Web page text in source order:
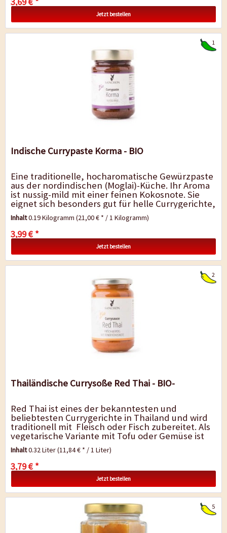
Jetzt bestellen
1
Indische Currypaste Korma - BIO
Eine traditionelle, hocharomatische Gewürzpaste
aus der nordindischen (Moglai)-Küche. Ihr Aroma
ist nussig-mild mit einer feinen Kokosnote. Sie
eignet sich besonders gut für helle Currygerichte,
wie zum Beispiel...
Inhalt0.19 Kilogramm(21,00 € * / 1 Kilogramm)
3,99 € *
Jetzt bestellen
2
Thailändische Currysoße Red Thai - BIO-
Red Thai ist eines der bekanntesten und
beliebtesten Currygerichte in Thailand und wird
traditionell mit Fleisch oder Fisch zubereitet. Als
vegetarische Variante mit Tofu oder Gemüse ist
Red Thai ein idealer Begleiter zu...
Inhalt0.32 Liter(11,84 € * / 1 Liter)
3,79 € *
Jetzt bestellen
5